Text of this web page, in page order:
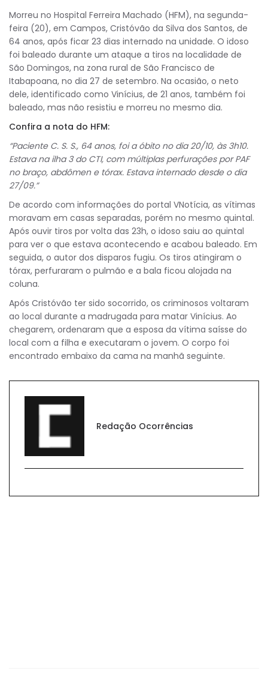
Morreu no Hospital Ferreira Machado (HFM), na segunda-
feira (20), em Campos, Cristóvão da Silva dos Santos, de
64 anos, após ficar 23 dias internado na unidade. O idoso
foi baleado durante um ataque a tiros na localidade de
São Domingos, na zona rural de São Francisco de
Itabapoana, no dia 27 de setembro. Na ocasião, o neto
dele, identificado como Vinícius, de 21 anos, também foi
baleado, mas não resistiu e morreu no mesmo dia.
Confira a nota do HFM:
“Paciente C. S. S., 64 anos, foi a óbito no dia 20/10, às 3h10.
Estava na ilha 3 do CTI, com múltiplas perfurações por PAF
no braço, abdômen e tórax. Estava internado desde o dia
27/09.”
De acordo com informações do portal VNotícia, as vítimas
moravam em casas separadas, porém no mesmo quintal.
Após ouvir tiros por volta das 23h, o idoso saiu ao quintal
para ver o que estava acontecendo e acabou baleado. Em
seguida, o autor dos disparos fugiu. Os tiros atingiram o
tórax, perfuraram o pulmão e a bala ficou alojada na
coluna.
Após Cristóvão ter sido socorrido, os criminosos voltaram
ao local durante a madrugada para matar Vinícius. Ao
chegarem, ordenaram que a esposa da vítima saísse do
local com a filha e executaram o jovem. O corpo foi
encontrado embaixo da cama na manhã seguinte.
Redação Ocorrências